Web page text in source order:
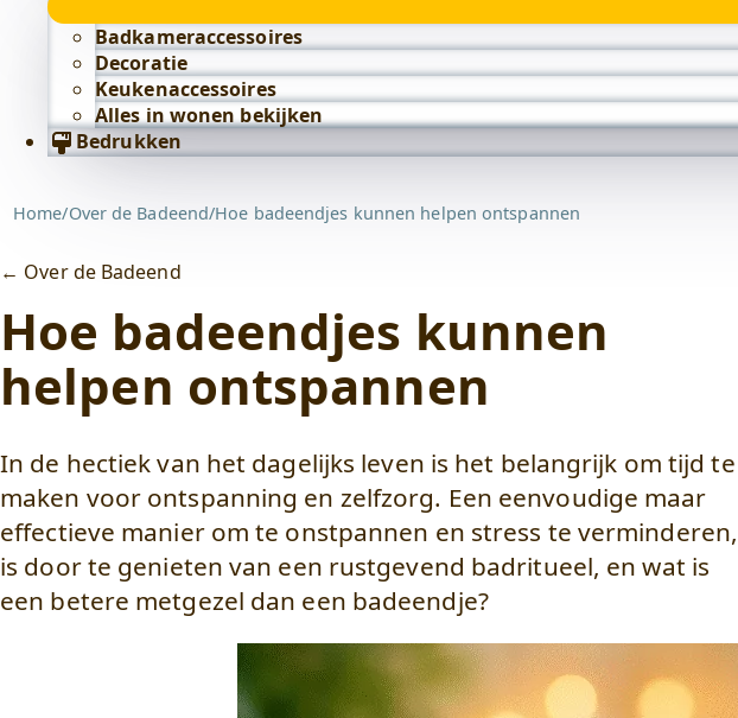
Badkameraccessoires
Decoratie
Keukenaccessoires
Alles in wonen bekijken
Bedrukken
Home/Over de Badeend/Hoe badeendjes kunnen helpen ontspannen
← Over de Badeend
Hoe badeendjes kunnen
helpen ontspannen
In de hectiek van het dagelijks leven is het belangrijk om tijd te
maken voor ontspanning en zelfzorg. Een eenvoudige maar
effectieve manier om te onstpannen en stress te verminderen,
is door te genieten van een rustgevend badritueel, en wat is
een betere metgezel dan een badeendje?